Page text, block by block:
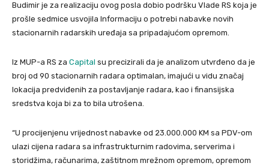
Budimir je za realizaciju ovog posla dobio podršku Vlade RS koja je
prošle sedmice usvojila Informaciju o potrebi nabavke novih
stacionarnih radarskih uređaja sa pripadajućom opremom.
Iz MUP-a RS za Capital su precizirali da je analizom utvrđeno da je
broj od 90 stacionarnih radara optimalan, imajući u vidu značaj
lokacija predviđenih za postavljanje radara, kao i finansijska
sredstva koja bi za to bila utrošena.
“U procijenjenu vrijednost nabavke od 23.000.000 KM sa PDV-om
ulazi cijena radara sa infrastrukturnim radovima, serverima i
storidžima, računarima, zaštitnom mrežnom opremom, opremom